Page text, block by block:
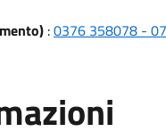
:0376 358078 -